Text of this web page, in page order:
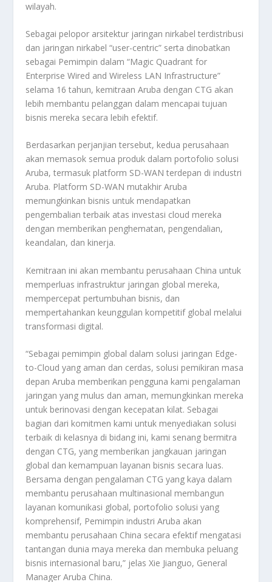
wilayah.
Sebagai pelopor arsitektur jaringan nirkabel terdistribusi
dan jaringan nirkabel “user-centric” serta dinobatkan
sebagai Pemimpin dalam “Magic Quadrant for
Enterprise Wired and Wireless LAN Infrastructure”
selama 16 tahun, kemitraan Aruba dengan CTG akan
lebih membantu pelanggan dalam mencapai tujuan
bisnis mereka secara lebih efektif.
Berdasarkan perjanjian tersebut, kedua perusahaan
akan memasok semua produk dalam portofolio solusi
Aruba, termasuk platform SD-WAN terdepan di industri
Aruba. Platform SD-WAN mutakhir Aruba
memungkinkan bisnis untuk mendapatkan
pengembalian terbaik atas investasi cloud mereka
dengan memberikan penghematan, pengendalian,
keandalan, dan kinerja.
Kemitraan ini akan membantu perusahaan China untuk
memperluas infrastruktur jaringan global mereka,
mempercepat pertumbuhan bisnis, dan
mempertahankan keunggulan kompetitif global melalui
transformasi digital.
“Sebagai pemimpin global dalam solusi jaringan Edge-
to-Cloud yang aman dan cerdas, solusi pemikiran masa
depan Aruba memberikan pengguna kami pengalaman
jaringan yang mulus dan aman, memungkinkan mereka
untuk berinovasi dengan kecepatan kilat. Sebagai
bagian dari komitmen kami untuk menyediakan solusi
terbaik di kelasnya di bidang ini, kami senang bermitra
dengan CTG, yang memberikan jangkauan jaringan
global dan kemampuan layanan bisnis secara luas.
Bersama dengan pengalaman CTG yang kaya dalam
membantu perusahaan multinasional membangun
layanan komunikasi global, portofolio solusi yang
komprehensif, Pemimpin industri Aruba akan
membantu perusahaan China secara efektif mengatasi
tantangan dunia maya mereka dan membuka peluang
bisnis internasional baru,” jelas Xie Jianguo, General
Manager Aruba China.